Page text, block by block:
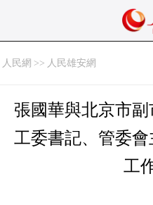
人民網 >> 人民雄安網
張國華與北京市
工委書記、管委
工